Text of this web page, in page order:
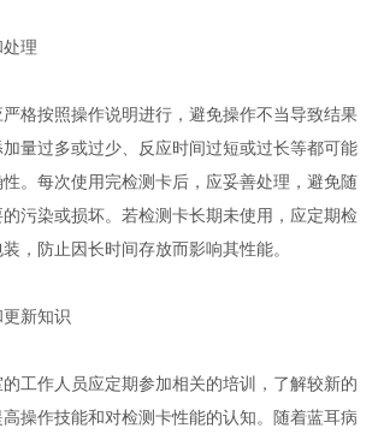
理
按照操作说明进行，避免操作不当导致结果
本添加量过多或过少、反应时间过短或过长等都可能
。每次使用完检测卡后，应妥善处理，避免随
污染或损坏。若检测卡长期未使用，应定期检
，防止因长时间存放而影响其性能。
新知识
作人员应定期参加相关的培训，了解较新的
操作技能和对检测卡性能的认知。随着蓝耳病